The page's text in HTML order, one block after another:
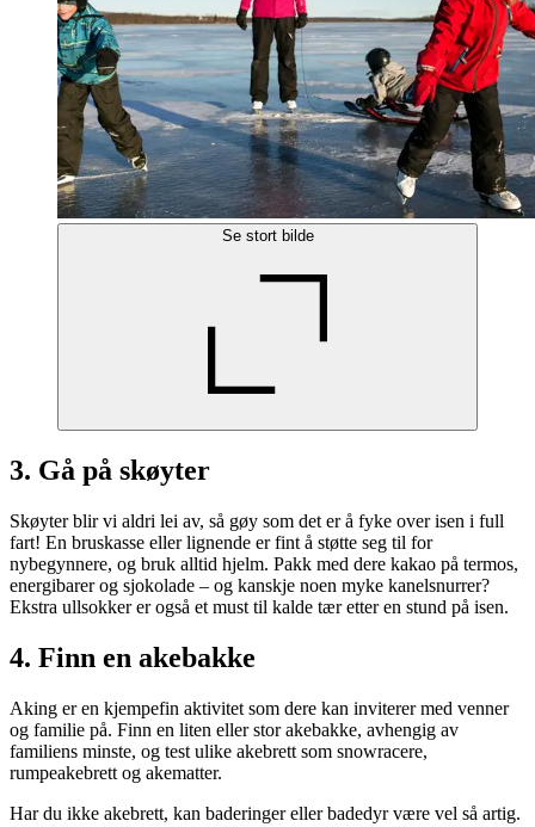
Se stort bilde
3. Gå på skøyter
Skøyter blir vi aldri lei av, så gøy som det er å fyke over isen i full
fart! En bruskasse eller lignende er fint å støtte seg til for
nybegynnere, og bruk alltid hjelm. Pakk med dere kakao på termos,
energibarer og sjokolade – og kanskje noen myke kanelsnurrer?
Ekstra ullsokker er også et must til kalde tær etter en stund på isen.
4. Finn en akebakke
Aking er en kjempefin aktivitet som dere kan inviterer med venner
og familie på. Finn en liten eller stor akebakke, avhengig av
familiens minste, og test ulike akebrett som snowracere,
rumpeakebrett og akematter.
Har du ikke akebrett, kan baderinger eller badedyr være vel så artig.